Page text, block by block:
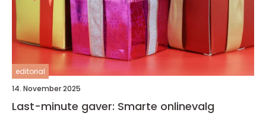
editorial
14. November 2025
Last-minute gaver: Smarte onlinevalg